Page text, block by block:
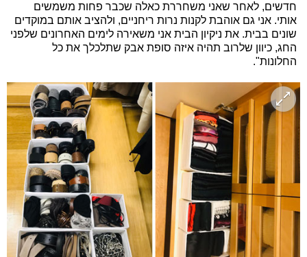
חדשים, לאחר שאני משחררת כאלה שכבר פחות משמשים
אותי. אני גם אוהבת לקנות נרות ריחניים, ולהציב אותם במוקדים
שונים בבית. את ניקיון הבית אני משאירה לימים האחרונים שלפני
החג, כיוון שלרוב תהיה איזה סופת אבק שתלכלך את כל
החלונות".